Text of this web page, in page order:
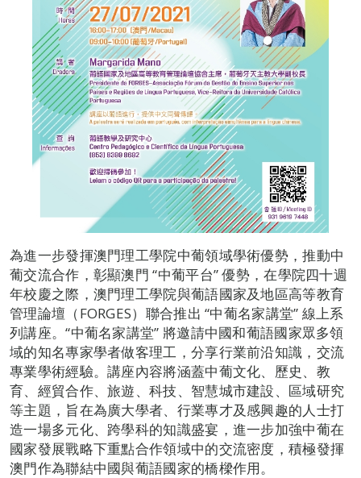
為進一步發揮澳門理工學院中葡領域學術優勢，推動中
葡交流合作，彰顯澳門 “中葡平台” 優勢，在學院四十週
年校慶之際，澳門理工學院與葡語國家及地區高等教育
管理論壇（FORGES）聯合推出 “中葡名家講堂” 線上系
列講座。“中葡名家講堂” 將邀請中國和葡語國家眾多領
域的知名專家學者做客理工，分享行業前沿知識，交流
專業學術經驗。講座內容將涵蓋中葡文化、歷史、教
育、經貿合作、旅遊、科技、智慧城市建設、區域研究
等主題，旨在為廣大學者、行業專才及感興趣的人士打
造一場多元化、跨學科的知識盛宴，進一步加強中葡在
國家發展戰略下重點合作領域中的交流密度，積極發揮
澳門作為聯結中國與葡語國家的橋樑作用。